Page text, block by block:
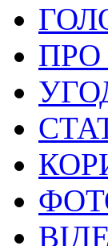
ПРО